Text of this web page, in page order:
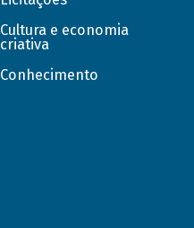
Cultura e economia
criativa
Conhecimento